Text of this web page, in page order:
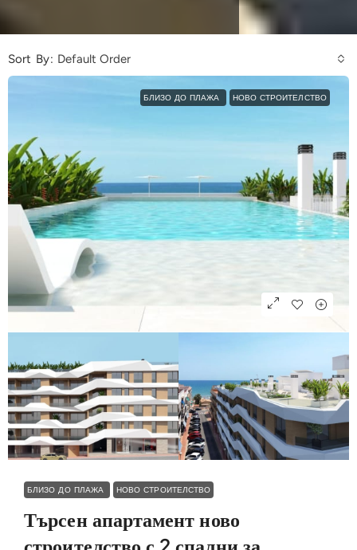
Sort By: Default Order
БЛИЗО ДО ПЛАЖА НОВО СТРОИТЕЛСТВО
БЛИЗО ДО ПЛАЖА НОВО СТРОИТЕЛСТВО
Търсен апартамент ново
строителство с 2 спални за